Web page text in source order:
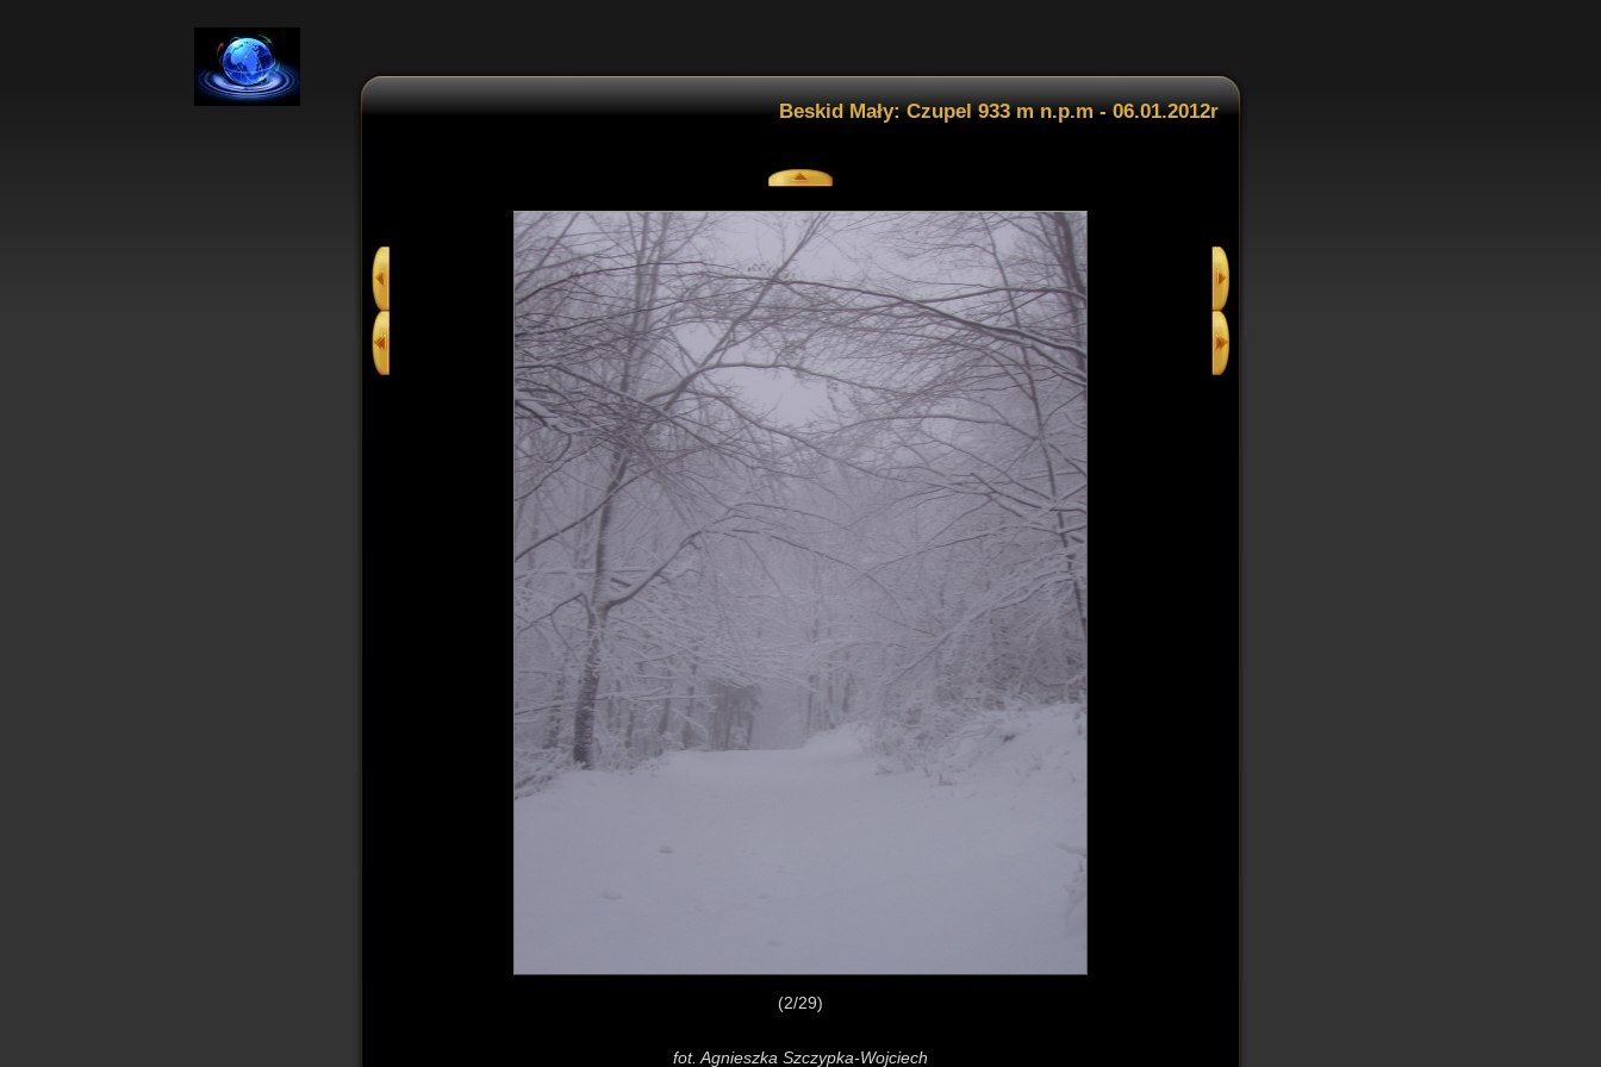
Beskid Mały: Czupel 933 m n.p.m - 06.01.2012r
(2/29)
fot. Agnieszka Szczypka-Wojciech